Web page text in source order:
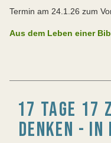
Termin am 24.1.26 zum
Aus dem Leben einer
17 TAGE 17
DENKEN - IN